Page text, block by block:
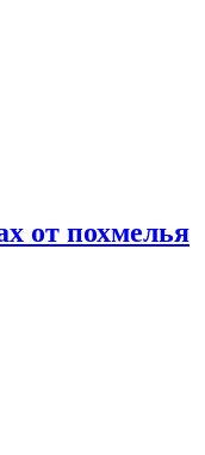
от похмелья